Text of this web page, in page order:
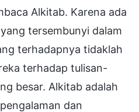
Alkitab. Karena ada
tersembunyi dalam
terhadapnya tidaklah
terhadap tulisan-
besar. Alkitab adalah
dan